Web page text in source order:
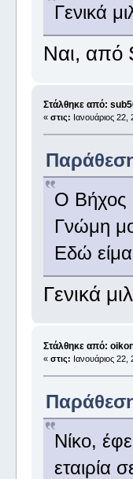
Γενικά
Ναι, από
Στάλθηκε από:
« στις: Ιανουάριος
Ο Βήχος
Γνώμη
Εδώ
Γενικά
Στάλθηκε από:
« στις: Ιανουάριος
Νίκο,
εταιρία